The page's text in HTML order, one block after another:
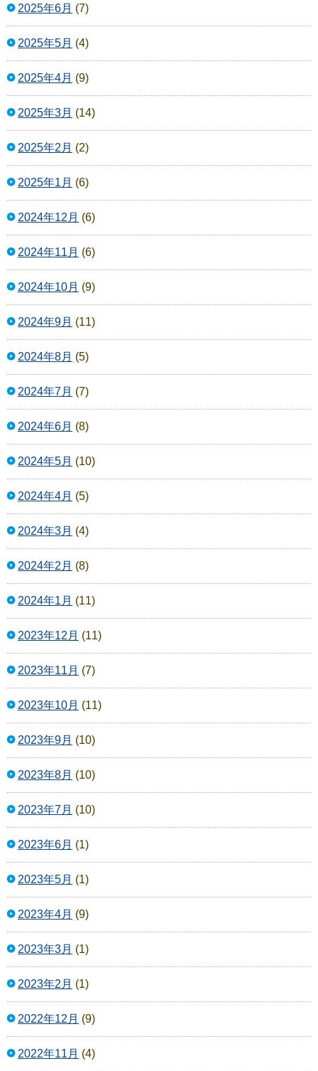
2025年6月 (7)
2025年5月 (4)
2025年4月 (9)
2025年3月 (14)
2025年2月 (2)
2025年1月 (6)
2024年12月 (6)
2024年11月 (6)
2024年10月 (9)
2024年9月 (11)
2024年8月 (5)
2024年7月 (7)
2024年6月 (8)
2024年5月 (10)
2024年4月 (5)
2024年3月 (4)
2024年2月 (8)
2024年1月 (11)
2023年12月 (11)
2023年11月 (7)
2023年10月 (11)
2023年9月 (10)
2023年8月 (10)
2023年7月 (10)
2023年6月 (1)
2023年5月 (1)
2023年4月 (9)
2023年3月 (1)
2023年2月 (1)
2022年12月 (9)
2022年11月 (4)